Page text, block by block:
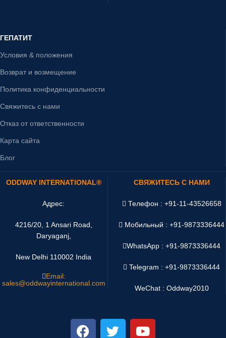
ГЕПАТИТ
Условия & положения
Возврат и возмещение
Политика конфиденциальности
Свяжитесь с нами
Отказ от ответственности
Карта сайта
Блог
ODDWAY INTERNATIONAL®
Адрес:
4216/20, 1 Ansari Road,
Daryaganj,
New Delhi 110002 India
Email:
sales@oddwayinternational.com
СВЯЖИТЕСЬ С НАМИ
Телефон : +91-11-43526658
Мобильный : +91-9873336444
WhatsApp :+91-9873336444
Telegram : +91-9873336444
WeChat : Oddway2010